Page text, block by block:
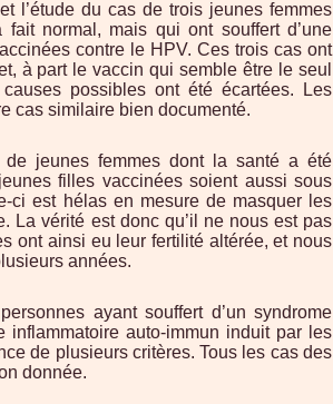
l’étude du cas de trois jeunes femmes
normal, mais qui ont souffert d’une
contre le HPV. Ces trois cas ont
à part le vaccin qui semble être le seul
possibles ont été écartées. Les
cas similaire bien documenté.
jeunes femmes dont la santé a été
filles vaccinées soient aussi sous
ci est hélas en mesure de masquer les
La vérité est donc qu’il ne nous est pas
ont ainsi eu leur fertilité altérée, et nous
années.
ayant souffert d’un syndrome
auto-immun induit par les
de plusieurs critères. Tous les cas des
donnée.